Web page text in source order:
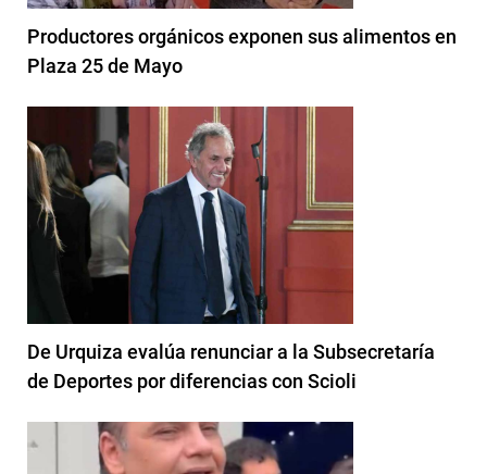
Productores orgánicos exponen sus alimentos en
Plaza 25 de Mayo
De Urquiza evalúa renunciar a la Subsecretaría
de Deportes por diferencias con Scioli